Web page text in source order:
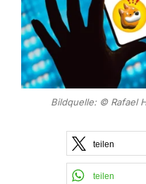
Bildquelle: © Rafael
teilen
teilen